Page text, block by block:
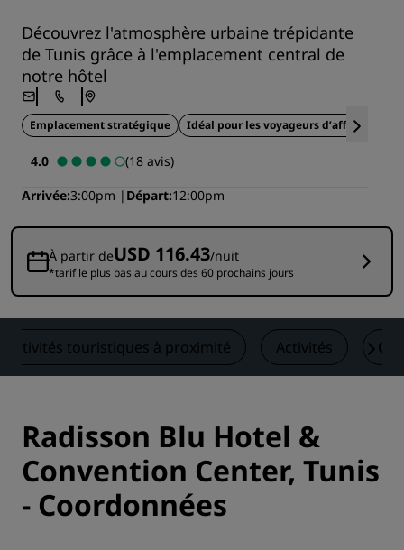
Découvrez l'atmosphère urbaine trépidante
de Tunis grâce à l'emplacement central de
notre hôtel
Emplacement stratégique Idéal pour les voyageurs d’affaires
4.0
(18 avis)
Arrivée 3:00pm Départ 12:00pm
À partir deUSD 116.43/nuit
*tarif le plus bas au cours des 60 prochains jours
Activités touristiques à proximité Activités
Radisson Blu Hotel &
Convention Center, Tunis
- Coordonnées